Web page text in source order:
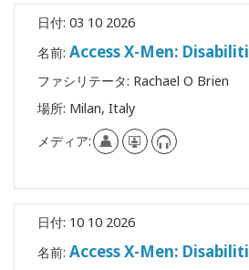
日付: 03 10 2026
名前: Access X-Men:
ファシリテータ: Rachael O Brien
場所: Milan, Italy
メディア:
日付: 10 10 2026
名前: Access X-Men: